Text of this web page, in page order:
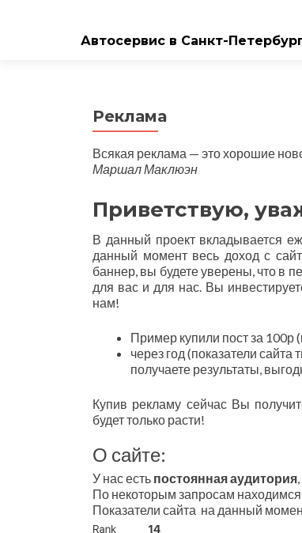
Автосервис в Санкт-
Реклама
Всякая реклама — это хорошие
Маршал Маклюэн
Приветствую,
В данный проект вкладывается
данный момент весь доход с
баннер, вы будете уверены, что в
для вас и для нас. Вы
нам!
Пример купили пост за 100р
через год (показатели
получаете результаты,
Купив рекламу сейчас Вы
будет только расти!
О сайте:
У нас есть постоянная аудитория
По некоторым запросам находимся
Показатели сайта на данный